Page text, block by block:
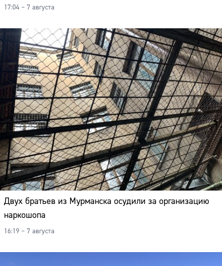
17:04 – 7 августа
Двух братьев из Мурманска осудили за организацию
наркошопа
16:19 – 7 августа
Сайт: